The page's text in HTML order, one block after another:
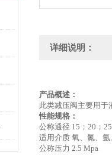
？
详细说明：
产品概述：
此类减压阀主要用于
性能规格：
公称通径 15；20；
适用介质 氧、氮、
公称压力 2.5 Mpa